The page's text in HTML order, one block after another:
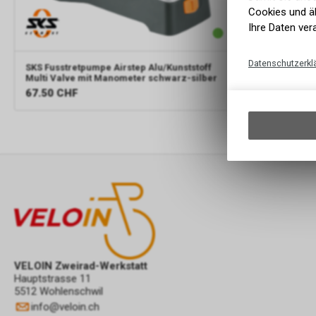
SKS Fusstretpumpe Airstep Alu/Kunststoff
Multi Valve mit Manometer schwarz-silber
67.50 CHF
VELOIN Zweirad-Werkstatt
Hauptstrasse 11
5512 Wohlenschwil
info@veloin.ch
Cookies und
Ihre Daten